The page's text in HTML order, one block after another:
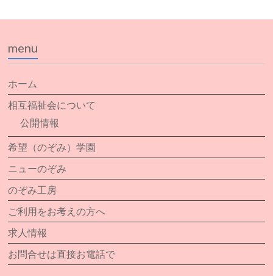
menu
ホーム
相互福祉会について
公開情報
希望（のぞみ）学園
ニューのぞみ
のぞみ工房
ご利用をお考えの方へ
求人情報
お問合せは直接お電話で